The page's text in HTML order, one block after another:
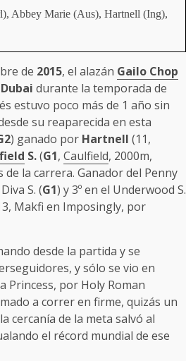
Abbey Marie (Aus), Hartnell (Ing),
de 2015, el alazán Gailo Chop
Dubai durante la temporada de
estuvo poco más de 1 año sin
su reaparecida en esta
) ganado por Hartnell (11,
S.(G1, Caulfield, 2000m,
de la carrera. Ganador del Penny
S. (G1) y 3º en el Underwood S.
Makfi en Imposingly, por
desde la partida y se
y sólo se vio en
Princess, por Holy Roman
a correr en firme, quizás un
cercanía de la meta salvó al
el récord mundial de ese